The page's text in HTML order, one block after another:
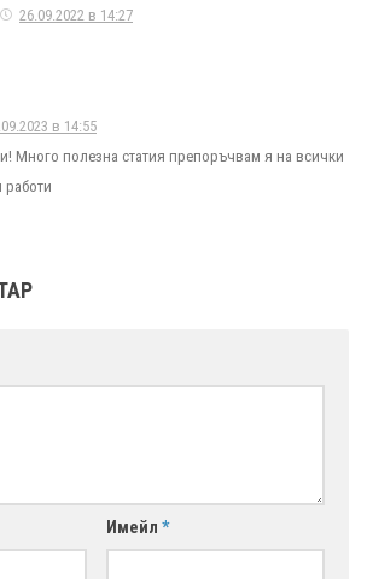
26.09.2022 в 14:27
в 14:55
Много полезна статия препоръчвам я на всички
работи
Имейл *